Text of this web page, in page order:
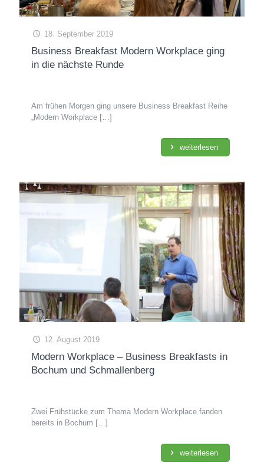
18. September 2019
Business Breakfast Modern Workplace ging
in die nächste Runde
Am frühen Morgen ging unsere Business Breakfast Reihe
„Modern Workplace […]
weiterlesen
12. August 2019
Modern Workplace – Business Breakfasts in
Bochum und Schmallenberg
Zwei Frühstücke zum Thema Modern Workplace fanden
bereits in Bochum […]
weiterlesen